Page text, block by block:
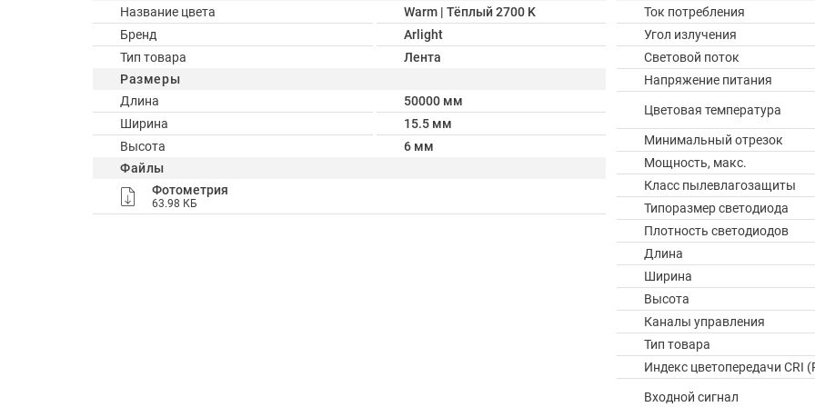
Название цвета
Warm | Тёплый 2700 K
Бренд
Arlight
Тип товара
Лента
Размеры
Длина
50000 мм
Ширина
15.5 мм
Высота
6 мм
Файлы
Фотометрия
63.98 КБ
Ток потребления
Угол излучения
Световой поток
Напряжение питания
Цветовая температура
Минимальный отрезок
Мощность, макс.
Класс пылевлагозащиты
Типоразмер светодиода
Плотность светодиодов
Длина
Ширина
Высота
Каналы управления
Тип товара
Индекс цветопередачи CRI
Входной сигнал